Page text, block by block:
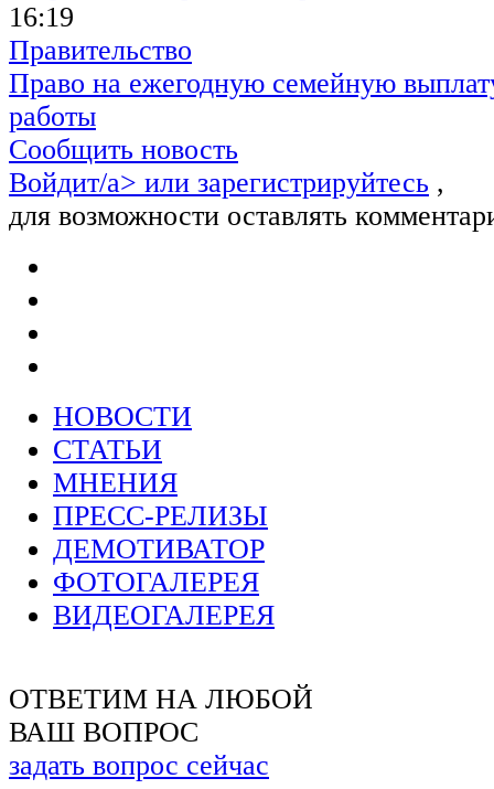
16:19
Правительство
Право на ежегодную семейную
работы
Сообщить новость
Войдит/a> или зарегистрируйтесь ,
для возможности оставлять
НОВОСТИ
СТАТЬИ
МНЕНИЯ
ПРЕСС-РЕЛИЗЫ
ДЕМОТИВАТОР
ФОТОГАЛЕРЕЯ
ВИДЕОГАЛЕРЕЯ
ОТВЕТИМ НА ЛЮБОЙ
ВАШ ВОПРОС
задать вопрос сейчас